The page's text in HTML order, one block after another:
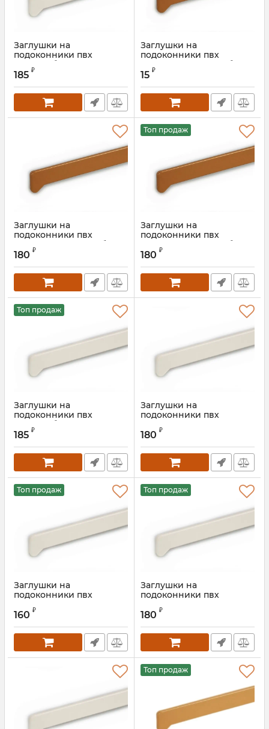
Заглушки на
подоконники пвх
«Möller» белый
Артикул:
185 ₽
Заглушки на
подоконники пвх
«Möller» золотой дуб не
оргигинальная
15 ₽
Заглушки на
подоконники пвх
«Möller» золотой дуб
Артикул:
180 ₽
Топ продаж
Заглушки на
подоконники пвх
«Möller» золотой дуб 625
мм
Артикул: ROS0766.09
180 ₽
Топ продаж
Заглушки на
подоконники пвх
«Möller» белый ручей
185 ₽
Заглушки на
подоконники пвх
Артикул:
180 ₽
Топ продаж
Заглушки на
подоконники пвх
625 мм
160 ₽
Топ продаж
Заглушки на
подоконники пвх
180 ₽
Топ продаж